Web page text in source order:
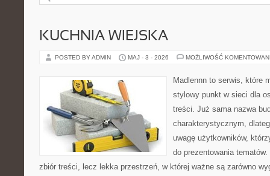
KUCHNIA WIEJSKA
POSTED BY ADMIN MAJ - 3 - 2026 MOŻLIWOŚĆ
Madlennn to serwis, które
stylowy punkt w sieci dla
treści. Już sama nazwa
charakterystycznym,
uwagę użytkowników,
do prezentowania
zbiór treści, lecz lekka przestrzeń, w której ważne są zarówno